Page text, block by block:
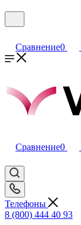
Сравнение0
Сравнение0
Телефоны
8 (800) 444 40 93